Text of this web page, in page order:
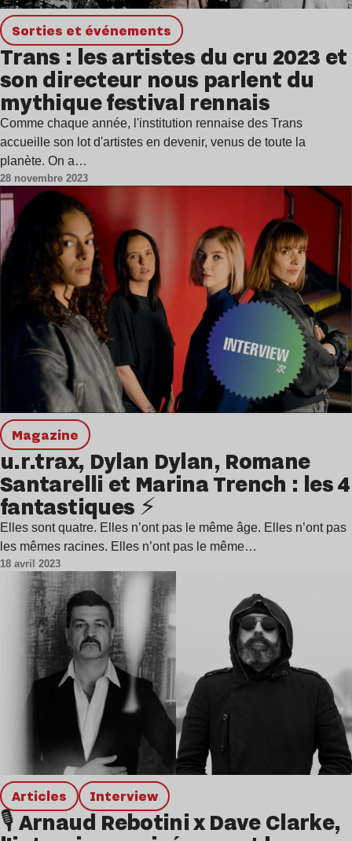
Sorties et événements
Trans : les artistes du cru 2023 et
son directeur nous parlent du
mythique festival rennais
Comme chaque année, l'institution rennaise des Trans
accueille son lot d'artistes en devenir, venus de toute la
planète. On a…
28 novembre 2023
magazine
u.r.trax, Dylan Dylan, Romane
Santarelli et Marina Trench : les 4
fantastiques ⚡
Elles sont quatre. Elles n’ont pas le même âge. Elles n’ont pas
les mêmes racines. Elles n’ont pas le même…
18 avril 2023
Articles interview
🎙️ Arnaud Rebotini x Dave Clarke,